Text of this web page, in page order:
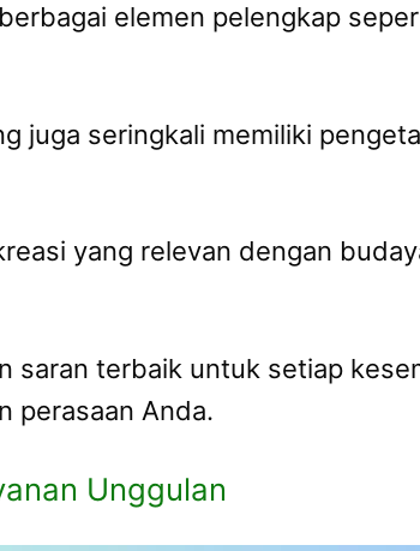
elemen pelengkap
juga seringkali memiliki
yang relevan dengan
saran terbaik untuk setiap
perasaan Anda.
Unggulan